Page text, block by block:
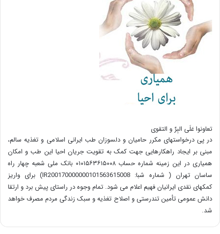
تعاونوا عَلَی البِرِّ و التقوی
در پی درخواستهای مکرر حامیان و دلسوزان طب ایرانی اسلامی و تغذیه سالم،
مبنی بر ایجاد راهکارهایی جهت کمک به تقویت جریان احیا این طب و امکان
همیاری در این زمینه شماره حساب ۰۱۰۱۵۶۳۶۱۵۰۰۸ بانک ملی شعبه چهار راه
ساسان تهران ( شماره شبا: IR200170000000101563615008) برای واریز
کمکهای نقدی ایرانیان فهیم اعلام می شود. تمام وجوه در راستای پیش برد و ارتقا
دانش عمومی تأمین تندرستی و اصلاح تغذیه و سبک زندگی مردم مصرف خواهد
شد.